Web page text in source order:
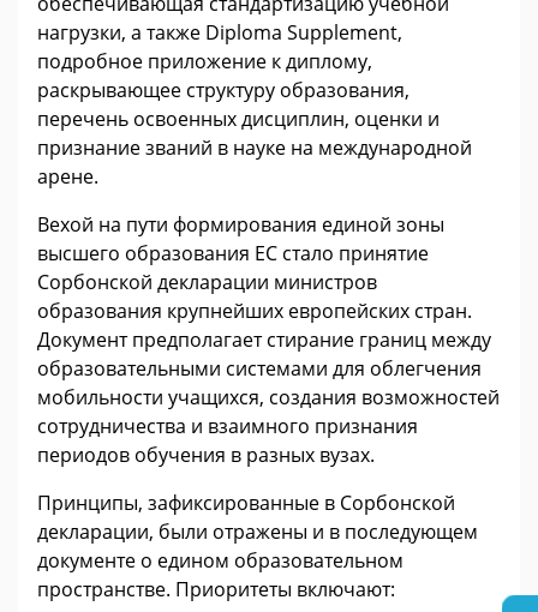
нагрузки, а также Diploma Supplement,
подробное приложение к диплому,
раскрывающее структуру образования,
перечень освоенных дисциплин, оценки и
признание званий в науке на международной
арене.
Вехой на пути формирования единой зоны
высшего образования ЕС стало принятие
Сорбонской декларации министров
образования крупнейших европейских стран.
Документ предполагает стирание границ между
образовательными системами для облегчения
мобильности учащихся, создания возможностей
сотрудничества и взаимного признания
периодов обучения в разных вузах.
Принципы, зафиксированные в Сорбонской
декларации, были отражены и в последующем
документе о едином образовательном
пространстве. Приоритеты включают: